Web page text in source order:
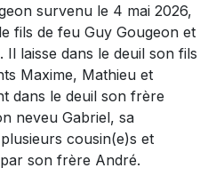
survenu le 4 mai 2026,
fils de feu Guy Gougeon et
laisse dans le deuil son fils
Maxime, Mathieu et
dans le deuil son frère
neveu Gabriel, sa
cousin(e)s et
son frère André.